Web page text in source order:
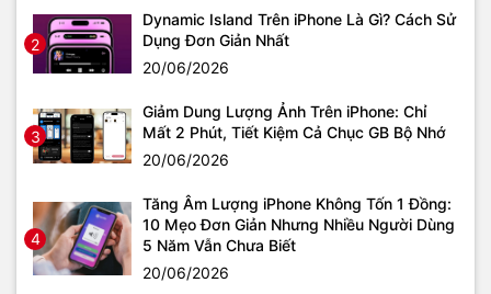
2
Dynamic Island Trên iPhone Là Gì? Cách Sử
Dụng Đơn Giản Nhất
20/06/2026
3
Giảm Dung Lượng Ảnh Trên iPhone: Chỉ
Mất 2 Phút, Tiết Kiệm Cả Chục GB Bộ Nhớ
20/06/2026
4
Tăng Âm Lượng iPhone Không Tốn 1 Đồng:
10 Mẹo Đơn Giản Nhưng Nhiều Người Dùng
5 Năm Vẫn Chưa Biết
20/06/2026